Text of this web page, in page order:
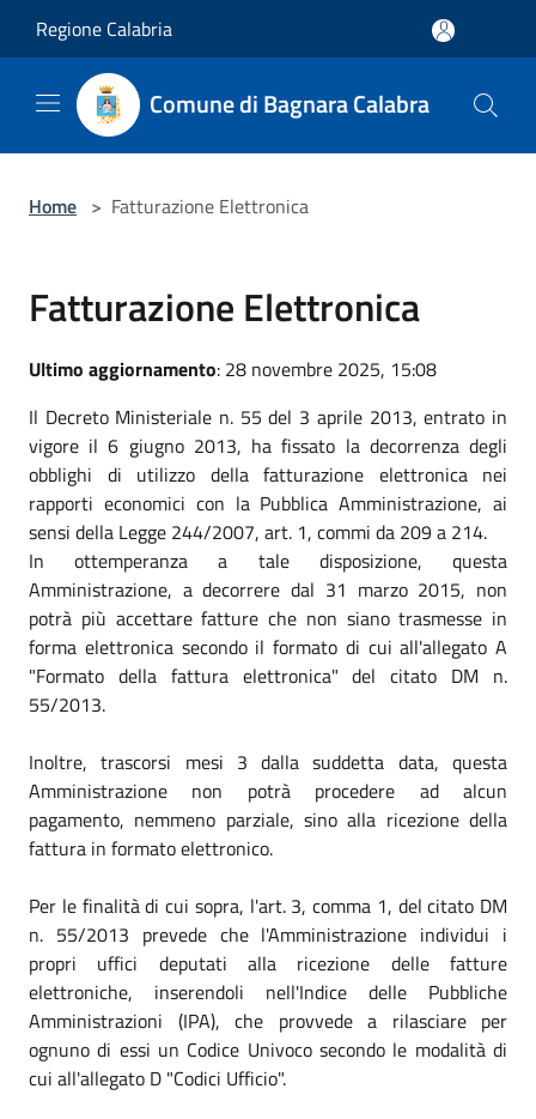
Regione Calabria
Comune di Bagnara Calabra
Home > Fatturazione Elettronica
Fatturazione Elettronica
Ultimo aggiornamento: 28 novembre 2025, 15:08
Il Decreto Ministeriale n. 55 del 3 aprile 2013, entrato in
vigore il 6 giugno 2013, ha fissato la decorrenza degli
obblighi di utilizzo della fatturazione elettronica nei
rapporti economici con la Pubblica Amministrazione, ai
sensi della Legge 244/2007, art. 1, commi da 209 a 214.
In ottemperanza a tale disposizione, questa
Amministrazione, a decorrere dal 31 marzo 2015, non
potrà più accettare fatture che non siano trasmesse in
forma elettronica secondo il formato di cui all'allegato A
"Formato della fattura elettronica" del citato DM n.
55/2013.
Inoltre, trascorsi mesi 3 dalla suddetta data, questa
Amministrazione non potrà procedere ad alcun
pagamento, nemmeno parziale, sino alla ricezione della
fattura in formato elettronico.
Per le finalità di cui sopra, l'art. 3, comma 1, del citato DM
n. 55/2013 prevede che l'Amministrazione individui i
propri uffici deputati alla ricezione delle fatture
elettroniche, inserendoli nell'Indice delle Pubbliche
Amministrazioni (IPA), che provvede a rilasciare per
ognuno di essi un Codice Univoco secondo le modalità di
cui all'allegato D "Codici Ufficio".